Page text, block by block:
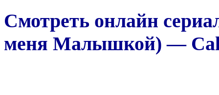
Смотреть онлайн
меня Малышкой) — Call